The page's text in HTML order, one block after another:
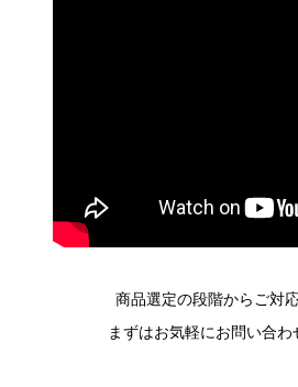
商品選定の段階からご対
まずはお気軽にお問い合わ